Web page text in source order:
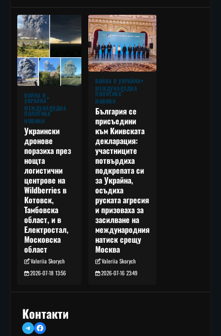
ВОЙНА В
УКРАЙНА
МЕЖДУНАРОДНА
ПОЛИТИКА
НОВИНИ
Украински
дронове
поразиха през
нощта
логистични
центрове на
Wildberries в
Котовск,
Тамбовска
област, и в
Електростал,
Московска
област
Valeriia Skorych
2026-07-18 13:56
ВОЙНА В УКРАЙНА
МЕЖДУНАРОДНА
ПОЛИТИКА
НОВИНИ
България се
присъедини
към Киивската
декларация:
участниците
потвърдиха
подкрепата си
за Украйна,
осъдиха
руската агресия
и призоваха за
засилване на
международния
натиск срещу
Москва
Valeriia Skorych
2026-07-16 23:49
Контакти
TelegramFacebook